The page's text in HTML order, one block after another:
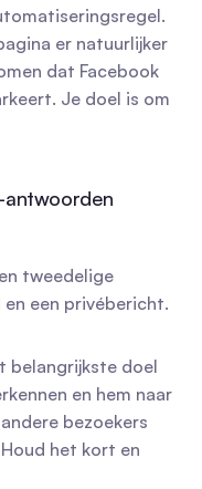
er natuurlijker
dat Facebook
Je doel is om
antwoorden
tweedelige
een privébericht.
belangrijkste doel
en hem naar
bezoekers
het kort en